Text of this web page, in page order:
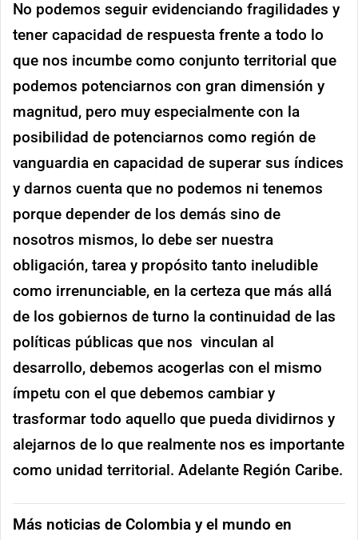
No podemos seguir evidenciando fragilidades y
tener capacidad de respuesta frente a todo lo
que nos incumbe como conjunto territorial que
podemos potenciarnos con gran dimensión y
magnitud, pero muy especialmente con la
posibilidad de potenciarnos como región de
vanguardia en capacidad de superar sus índices
y darnos cuenta que no podemos ni tenemos
porque depender de los demás sino de
nosotros mismos, lo debe ser nuestra
obligación, tarea y propósito tanto ineludible
como irrenunciable, en la certeza que más allá
de los gobiernos de turno la continuidad de las
políticas públicas que nos vinculan al
desarrollo, debemos acogerlas con el mismo
ímpetu con el que debemos cambiar y
trasformar todo aquello que pueda dividirnos y
alejarnos de lo que realmente nos es importante
como unidad territorial. Adelante Región Caribe.
Más noticias de Colombia y el mundo en